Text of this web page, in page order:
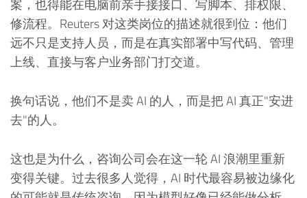
案，也得能在电脑前亲手接接口、写脚本、排权限、
修流程。Reuters 对这类岗位的描述就很到位：他们
远不只是支持人员，而是在真实部署中写代码、管理
上线、直接与客户业务部门打交道。
换句话说，他们不是卖 AI 的人，而是把 AI 真正"安进
去"的人。
这也是为什么，咨询公司会在这一轮 AI 浪潮里重新
变得关键。过去很多人觉得，AI 时代最容易被边缘化